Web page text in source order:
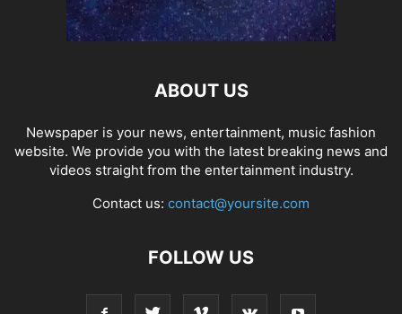
ABOUT US
Newspaper is your news, entertainment, music fashion
website. We provide you with the latest breaking news and
videos straight from the entertainment industry.
Contact us: contact@yoursite.com
FOLLOW US